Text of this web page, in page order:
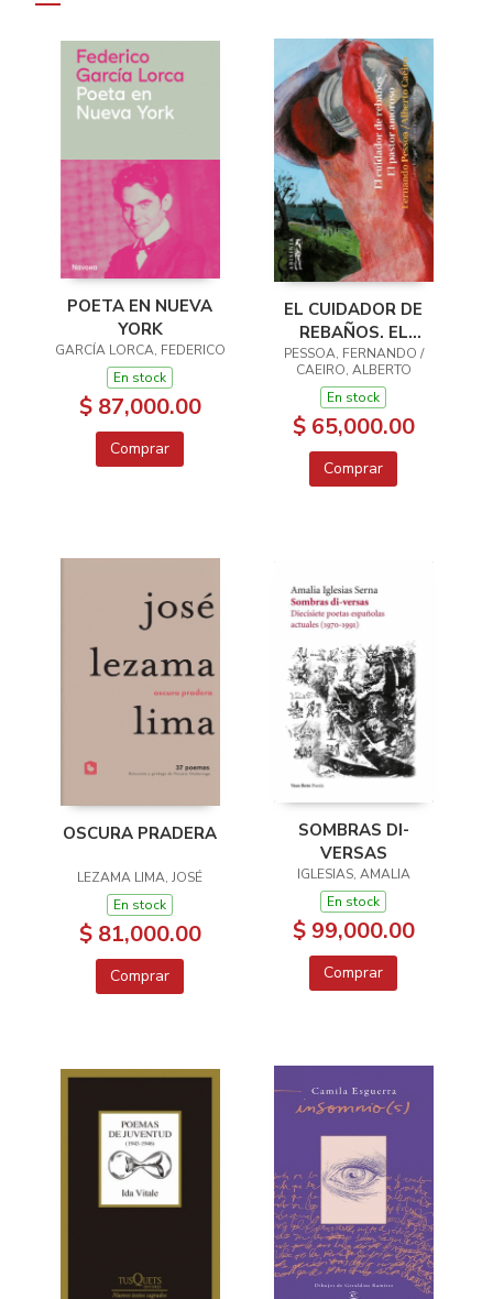
POETA EN NUEVA
YORK
GARCÍA LORCA, FEDERICO
En stock
$ 87,000.00
Comprar
EL CUIDADOR DE
REBAÑOS. EL
PASTOR AMOROSO
PESSOA, FERNANDO /
CAEIRO, ALBERTO
En stock
$ 65,000.00
Comprar
OSCURA PRADERA
LEZAMA LIMA, JOSÉ
En stock
$ 81,000.00
Comprar
SOMBRAS DI-
VERSAS
IGLESIAS, AMALIA
En stock
$ 99,000.00
Comprar